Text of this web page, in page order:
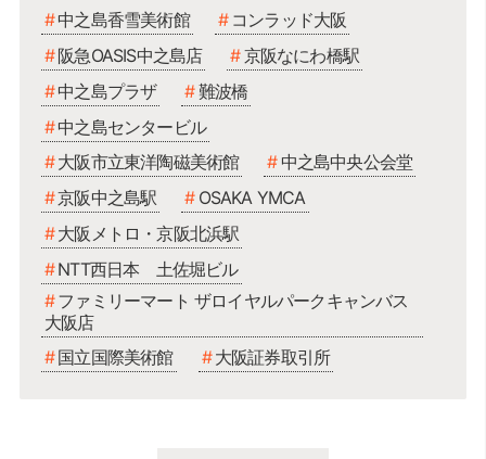
中之島香雪美術館
コンラッド大阪
阪急OASIS中之島店
京阪なにわ橋駅
中之島プラザ
難波橋
中之島センタービル
大阪市立東洋陶磁美術館
中之島中央公会堂
京阪中之島駅
OSAKA YMCA
大阪メトロ・京阪北浜駅
NTT西日本 土佐堀ビル
ファミリーマート ザロイヤルパークキャンバス
大阪店
国立国際美術館
大阪証券取引所